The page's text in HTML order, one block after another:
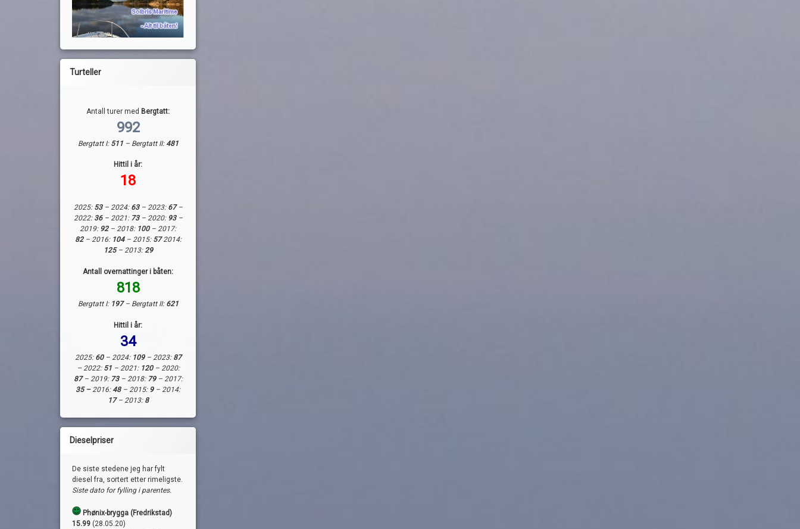
Turteller
Antall turer med Bergtatt:
992
Bergtatt I: 511 – Bergtatt II:481
Hittil i år:
18
2025: 53– 2024:63– 2023: 67–
2022: 36– 2021: 73– 2020: 93–
2019: 92– 2018: 100 – 2017:
82– 2016: 104– 2015: 572014:
125– 2013:29
Antall overnattinger i båten:
818
Bergtatt I: 197– Bergtatt II: 621
Hittil i år:
34
2025: 60– 2024: 109– 2023: 87
– 2022: 51– 2021: 120– 2020:
87– 2019: 73– 2018: 79– 2017:
35 –2016:48– 2015: 9 – 2014:
17– 2013: 8
Dieselpriser
De siste stedene jeg har fylt
diesel fra, sortert etter rimeligste.
Siste dato for fylling i parentes.
Phønix-brygga (Fredrikstad)
15.99 (28.05.20)